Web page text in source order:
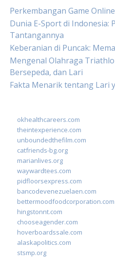
Perkembangan Game
Dunia E-Sport di Indonesia:
Tantangannya
Keberanian di Puncak:
Mengenal Olahraga
Bersepeda, dan Lari
Fakta Menarik tentang Lari
okhealthcareers.com
theintexperience.com
unboundedthefilm.com
catfriends-bg.org
marianlives.org
waywardtees.com
pidfloorsexpress.com
bancodevenezuelaen.com
bettermoodfoodcorporation.com
hingstonnt.com
chooseagender.com
hoverboardssale.com
alaskapolitics.com
stsmp.org